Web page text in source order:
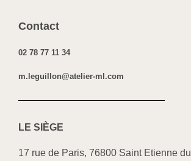
Contact
02 78 77 11 34
m.leguillon@atelier-ml.com
LE SI ÈGE
17 rue de Paris, 76800 Saint Etienne